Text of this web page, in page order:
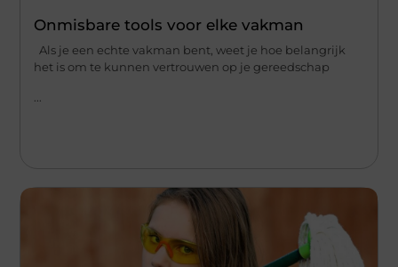
Onmisbare tools voor elke vakman
Als je een echte vakman bent, weet je hoe belangrijk
het is om te kunnen vertrouwen op je gereedschap